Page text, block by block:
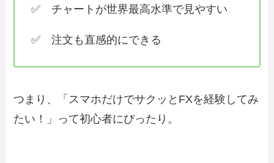
✅ チャートが世界最高水準で見やすい
✅ 注文も直感的にできる
つまり、「スマホだけでサクッとFXを経験してみ
たい！」って初心者にぴったり。